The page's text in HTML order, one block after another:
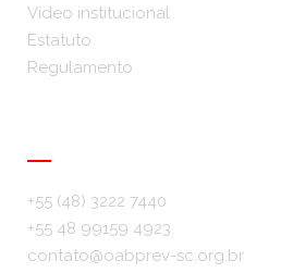
Vídeo institucional
Estatuto
Regulamento
+55 (48) 3222 7440
+55 48 99159 4923
contato@oabprev-sc.org.br